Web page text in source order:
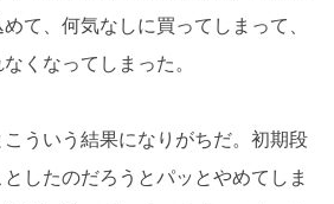
て、何気なしに買ってしまって、
くなってしまった。
ういう結果になりがちだ。初期段
したのだろうとパッとやめてしま